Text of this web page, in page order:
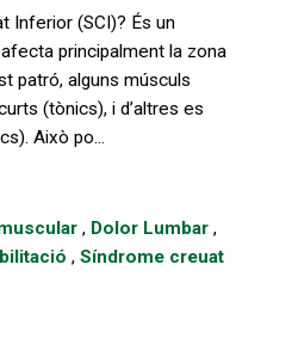
Inferior (SCI)? És un
principalment la zona
patró, alguns músculs
(tònics), i d’altres es
Això po...
, Dolor Lumbar ,
, Síndrome creuat